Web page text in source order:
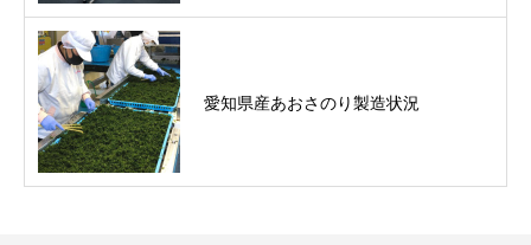
愛知県産あおさのり製造状況